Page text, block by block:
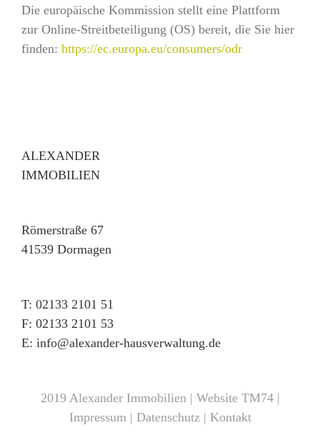
Die europäische Kommission stellt eine Plattform
zur Online-Streitbeteiligung (OS) bereit, die Sie hier
finden: https://ec.europa.eu/consumers/odr
ALEXANDER
IMMOBILIEN
Römerstraße 67
41539 Dormagen
T: 02133 2101 51
F: 02133 2101 53
E: info@alexander-hausverwaltung.de
2019 Alexander Immobilien | Website TM74|
Impressum | Datenschutz| Kontakt